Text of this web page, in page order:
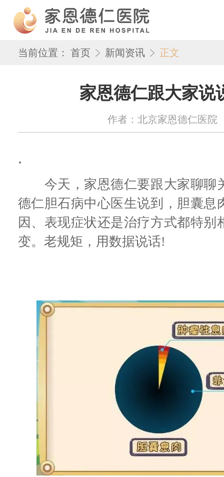
当前位置： 首页 新闻资讯 正文
家恩德仁跟大家说
作者：北京家恩德仁医院
.
今天，家恩德仁要跟大家聊聊
德仁胆石病中心医生说到，胆囊息
因、表现症状还是治疗方式都特
变。老规矩，用数据说话!